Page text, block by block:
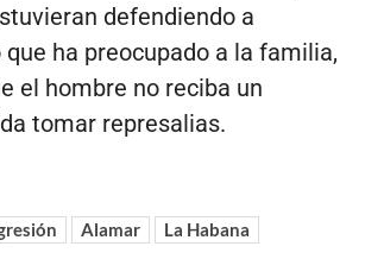
defendiendo a
que ha preocupado a la familia,
el hombre no reciba un
tomar represalias.
Alamar
La Habana